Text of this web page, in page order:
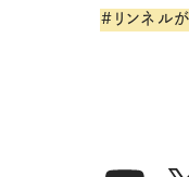
#リンネル